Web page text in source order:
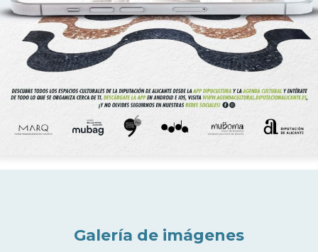
Galería de imágenes